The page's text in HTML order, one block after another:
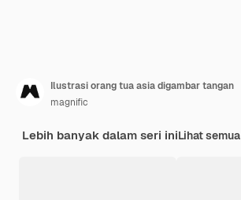
Ilustrasi orang tua asia digambar tangan
magnific
Lebih banyak dalam seri iniLihat semua